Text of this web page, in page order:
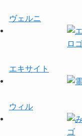
ヴェルニ
エキサイト
ウィル